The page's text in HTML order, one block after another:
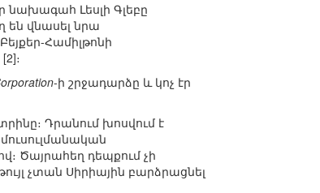
Լեսլի Գլեբը
են վնասել նրա
Համիլթոնի
-ի շրջադարձը և կոչ էր
Դրանում խոսվում է
Ծայրահեղ դեպքում չի
չտան Սիրիային բարձրացնել